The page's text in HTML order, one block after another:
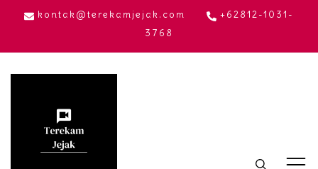
Skip
content
kontak@terekamjejak.com
+62812-1031-
3768